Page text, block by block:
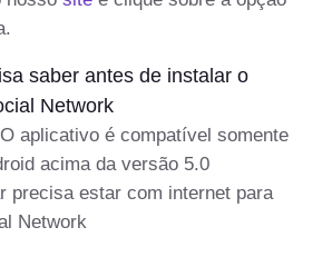
saber antes de instalar o
Network
aplicativo é compatível somente
acima da versão 5.0
precisa estar com internet para
Network